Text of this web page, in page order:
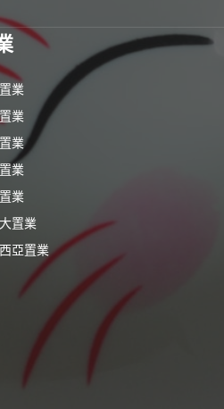
業
業
業
業
業
置業
亞置業